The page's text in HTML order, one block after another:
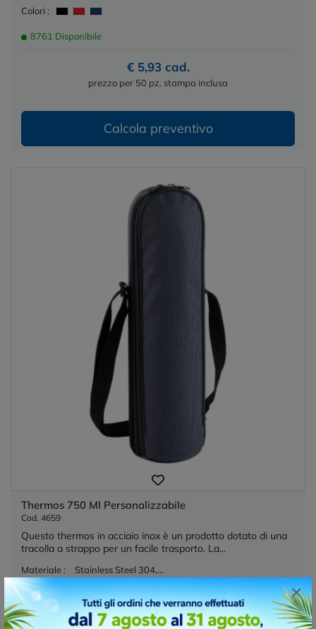
×
Colori :
8761 Disponibile
€ 5,93 cad.
prezzo per 50 pz. stampa inclusa
Calcola preventivo
Thermos 750 Ml Personalizzabile
Cod. 4659
Questo thermos in acciaio inox è un prodotto dotato di una
tracolla a strappo per un facile trasporto. La...
Materiale :
Stainless Steel 304,...
Dimensioni :
0x31x0
Colori :